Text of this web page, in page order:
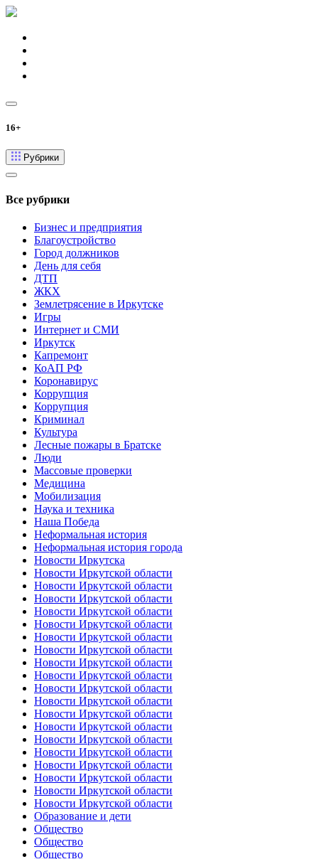
16+
Рубрики
Все рубрики
Бизнес и предприятия
Благоустройство
Город должников
День для себя
ДТП
ЖКХ
Землетрясение в Иркутске
Игры
Интернет и СМИ
Иркутск
Капремонт
КоАП РФ
Коронавирус
Коррупция
Коррупция
Криминал
Культура
Лесные пожары в Братске
Люди
Массовые проверки
Медицина
Мобилизация
Наука и техника
Наша Победа
Неформальная история
Неформальная история города
Новости Иркутска
Новости Иркутской области
Новости Иркутской области
Новости Иркутской области
Новости Иркутской области
Новости Иркутской области
Новости Иркутской области
Новости Иркутской области
Новости Иркутской области
Новости Иркутской области
Новости Иркутской области
Новости Иркутской области
Новости Иркутской области
Новости Иркутской области
Новости Иркутской области
Новости Иркутской области
Новости Иркутской области
Новости Иркутской области
Новости Иркутской области
Новости Иркутской области
Образование и дети
Общество
Общество
Общество